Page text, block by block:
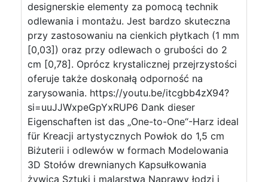
designerskie elementy za pomocą technik
odlewania i montażu. Jest bardzo skuteczna
przy zastosowaniu na cienkich płytkach (1 mm
[0,03]) oraz przy odlewach o grubości do 2
cm [0,78]. Oprócz krystalicznej przejrzystości
oferuje także doskonałą odporność na
zarysowania. https://youtu.be/itcgbb4zX94?
si=uuJJWxpeGpYxRUP6 Dank dieser
Eigenschaften ist das „One-to-One“-Harz ideal
für Kreacji artystycznych Powłok do 1,5 cm
Biżuterii i odlewów w formach Modelowania
3D Stołów drewnianych Kapsułkowania
żywicą Sztuki i malarstwa Naprawy łodzi i